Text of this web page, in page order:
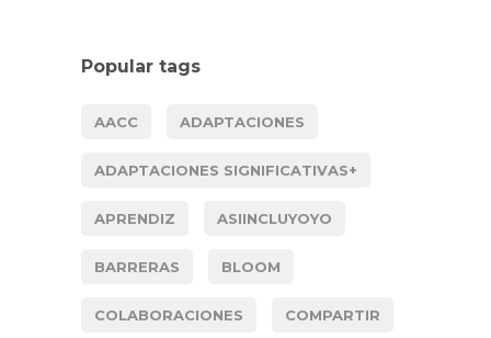
Popular tags
AACC ADAPTACIONES
ADAPTACIONES SIGNIFICATIVAS+
APRENDIZ ASIINCLUYOYO
BARRERAS BLOOM
COLABORACIONES COMPARTIR